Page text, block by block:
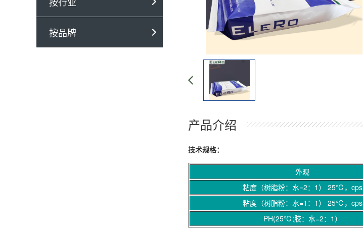
按品牌
产品介绍
技术规格：
外观
粘度（树脂粉：水=2：1） 25℃，cps
粘度（树脂粉：水=1：1） 25℃，cps
PH(25℃;胶：水=2：1）